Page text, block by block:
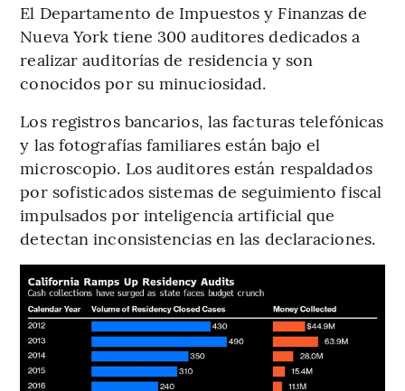
El Departamento de Impuestos y Finanzas de
Nueva York tiene 300 auditores dedicados a
realizar auditorías de residencia y son
conocidos por su minuciosidad.
Los registros bancarios, las facturas telefónicas
y las fotografías familiares están bajo el
microscopio. Los auditores están respaldados
por sofisticados sistemas de seguimiento fiscal
impulsados por inteligencia artificial que
detectan inconsistencias en las declaraciones.